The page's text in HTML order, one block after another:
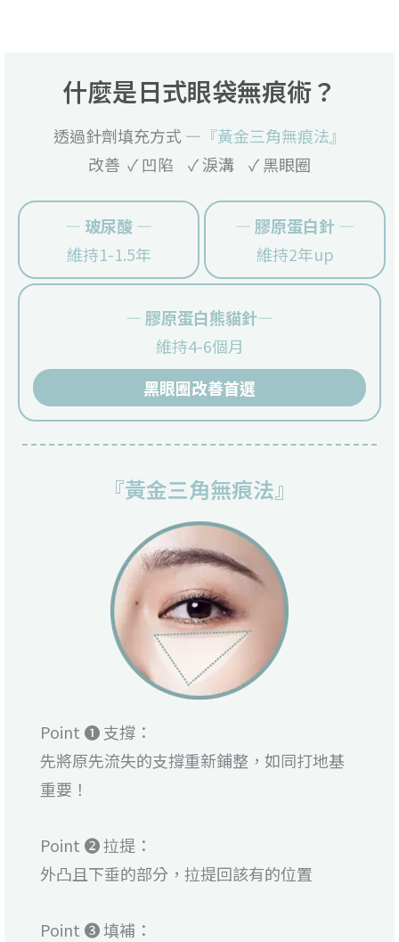
什麼是日式眼袋無痕術？
透過針劑填充方式 — 『黃金三角無痕法』
改善 ✓ 凹陷 ✓ 淚溝 ✓ 黑眼圈
— 玻尿酸 —
維持1-1.5年
— 膠原蛋白針 —
維持2年up
— 膠原蛋白熊貓針—
維持4-6個月
黑眼圈改善首選
『黃金三角無痕法』
Point ❶ 支撐：
先將原先流失的支撐重新鋪整，如同打地基
重要！
Point ❷ 拉提：
外凸且下垂的部分，拉提回該有的位置
Point ❸ 填補：